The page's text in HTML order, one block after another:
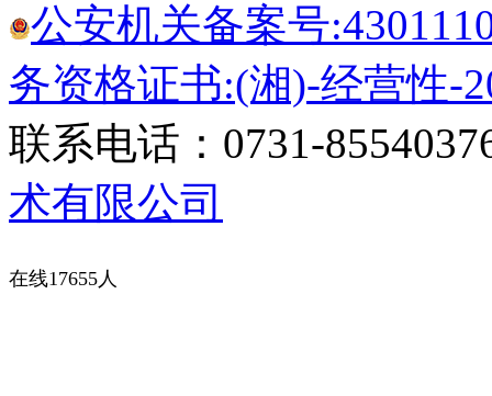
公安机关备案号
务资格证书:(湘)-经营性-
联系电话：0731-
术有限公司
在线17655人